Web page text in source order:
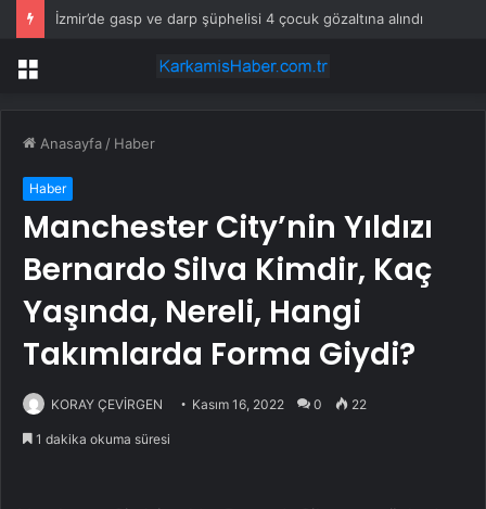
İzmir’de gasp ve darp şüphelisi 4 çocuk gözaltına alındı
Menü
Anasayfa / Haber
Haber
Manchester City’nin Yıldızı
Bernardo Silva Kimdir, Kaç
Yaşında, Nereli, Hangi
Takımlarda Forma Giydi?
KORAY ÇEVİRGEN Kasım 16, 2022 0 22
1 dakika okuma süresi